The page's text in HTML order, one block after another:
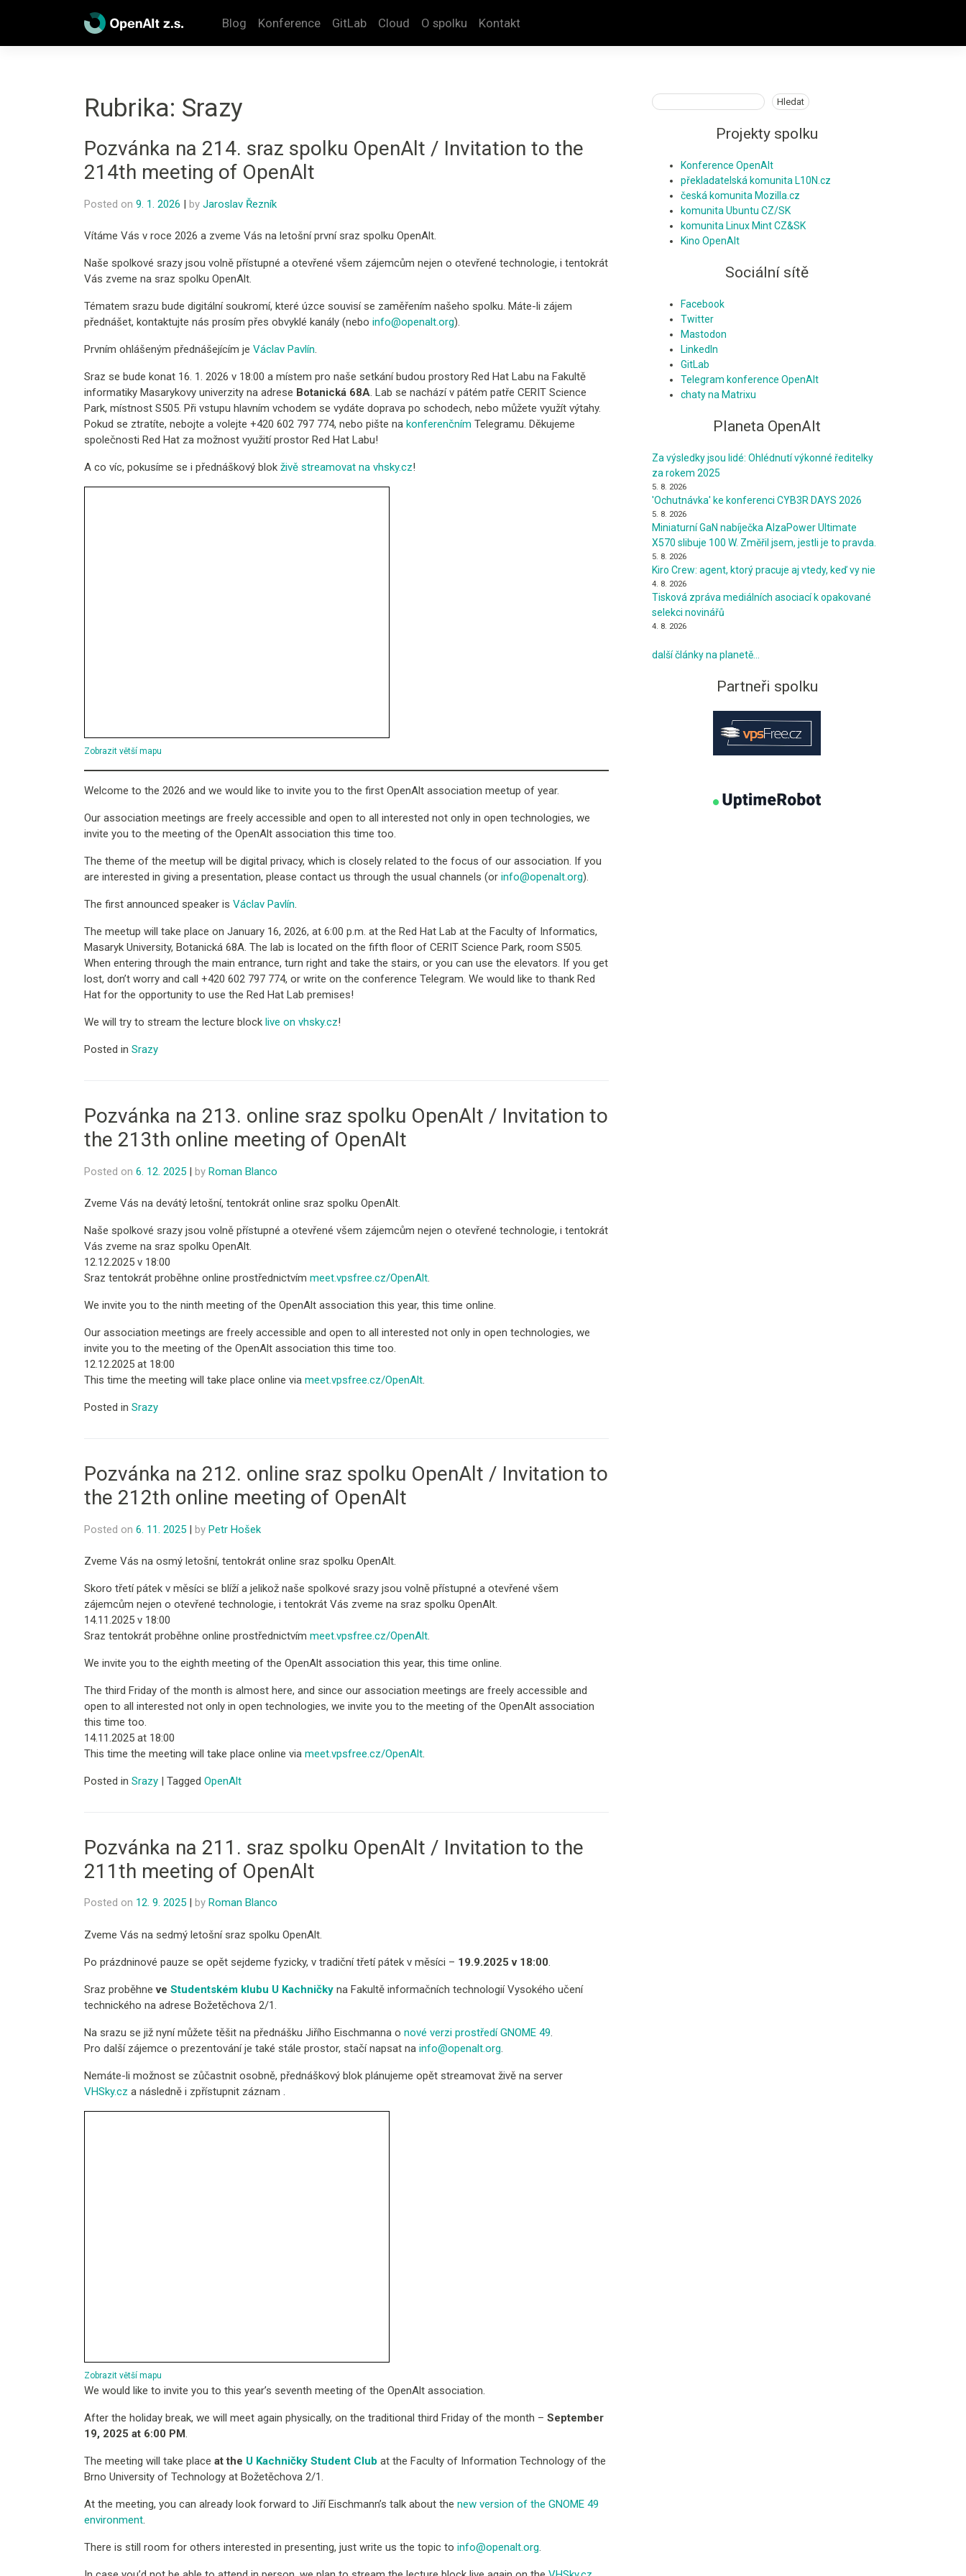
Blog Konference GitLab Cloud O spolku Kontakt
Rubrika: Srazy
Pozvánka na 214. sraz spolku OpenAlt / Invitation to the
214th meeting of OpenAlt
Posted on 9. 1. 2026 | by Jaroslav Řezník
Vítáme Vás v roce 2026 a zveme Vás na letošní první sraz spolku OpenAlt.
Naše spolkové srazy jsou volně přístupné a otevřené všem zájemcům nejen o otevřené technologie, i tentokrát
Vás zveme na sraz spolku OpenAlt.
Tématem srazu bude digitální soukromí, které úzce souvisí se zaměřením našeho spolku. Máte-li zájem
přednášet, kontaktujte nás prosím přes obvyklé kanály (nebo info@openalt.org).
Prvním ohlášeným přednášejícím je Václav Pavlín.
Sraz se bude konat 16. 1. 2026 v 18:00 a místem pro naše setkání budou prostory Red Hat Labu na Fakultě
informatiky Masarykovy univerzity na adrese Botanická 68A. Lab se nachází v pátém patře CERIT Science
Park, místnost S505. Při vstupu hlavním vchodem se vydáte doprava po schodech, nebo můžete využít výtahy.
Pokud se ztratíte, nebojte a volejte +420 602 797 774, nebo pište na konferenčním Telegramu. Děkujeme
společnosti Red Hat za možnost využití prostor Red Hat Labu!
A co víc, pokusíme se i přednáškový blok živě streamovat na vhsky.cz!
Zobrazit větší mapu
Welcome to the 2026 and we would like to invite you to the first OpenAlt association meetup of year.
Our association meetings are freely accessible and open to all interested not only in open technologies, we
invite you to the meeting of the OpenAlt association this time too.
The theme of the meetup will be digital privacy, which is closely related to the focus of our association. If you
are interested in giving a presentation, please contact us through the usual channels (or info@openalt.org).
The first announced speaker is Václav Pavlín.
The meetup will take place on January 16, 2026, at 6:00 p.m. at the Red Hat Lab at the Faculty of Informatics,
Masaryk University, Botanická 68A. The lab is located on the fifth floor of CERIT Science Park, room S505.
When entering through the main entrance, turn right and take the stairs, or you can use the elevators. If you get
lost, don’t worry and call +420 602 797 774, or write on the conference Telegram. We would like to thank Red
Hat for the opportunity to use the Red Hat Lab premises!
We will try to stream the lecture block live on vhsky.cz!
Posted in Srazy
Pozvánka na 213. online sraz spolku OpenAlt / Invitation to
the 213th online meeting of OpenAlt
Posted on 6. 12. 2025 | by Roman Blanco
Zveme Vás na devátý letošní, tentokrát online sraz spolku OpenAlt.
Naše spolkové srazy jsou volně přístupné a otevřené všem zájemcům nejen o otevřené technologie, i tentokrát
Vás zveme na sraz spolku OpenAlt.
12.12.2025 v 18:00
Sraz tentokrát proběhne online prostřednictvím meet.vpsfree.cz/OpenAlt.
We invite you to the ninth meeting of the OpenAlt association this year, this time online.
Our association meetings are freely accessible and open to all interested not only in open technologies, we
invite you to the meeting of the OpenAlt association this time too.
12.12.2025 at 18:00
This time the meeting will take place online via meet.vpsfree.cz/OpenAlt.
Posted in Srazy
Pozvánka na 212. online sraz spolku OpenAlt / Invitation to
the 212th online meeting of OpenAlt
Posted on 6. 11. 2025 | by Petr Hošek
Zveme Vás na osmý letošní, tentokrát online sraz spolku OpenAlt.
Skoro třetí pátek v měsíci se blíží a jelikož naše spolkové srazy jsou volně přístupné a otevřené všem
zájemcům nejen o otevřené technologie, i tentokrát Vás zveme na sraz spolku OpenAlt.
14.11.2025 v 18:00
Sraz tentokrát proběhne online prostřednictvím meet.vpsfree.cz/OpenAlt.
We invite you to the eighth meeting of the OpenAlt association this year, this time online.
The third Friday of the month is almost here, and since our association meetings are freely accessible and
open to all interested not only in open technologies, we invite you to the meeting of the OpenAlt association
this time too.
14.11.2025 at 18:00
This time the meeting will take place online via meet.vpsfree.cz/OpenAlt.
Posted in Srazy | Tagged OpenAlt
Pozvánka na 211. sraz spolku OpenAlt / Invitation to the
211th meeting of OpenAlt
Posted on 12. 9. 2025 by Roman Blanco
Zveme Vás na sedmý letošní sraz spolku OpenAlt.
Po prázdninové pauze se opět sejdeme fyzicky, v tradiční třetí pátek v měsíci – 19.9.2025 v 18:00.
Sraz proběhneve Studentském klubu U Kachničky na Fakultě informačních technologií Vysokého učení
technického na adrese Božetěchova 2/1.
Na srazu se již nyní můžete těšit na přednášku Jiřího Eischmanna o nové verzi prostředí GNOME 49.
Pro další zájemce o prezentování je také stále prostor, stačí napsat na info@openalt.org.
Nemáte-li možnost se zůčastnit osobně, přednáškový blok plánujeme opět streamovat živě na server
VHSky.cz a následně i zpřístupnit záznam .
Zobrazit větší mapu
We would like to invite you to this year’s seventh meeting of the OpenAlt association.
After the holiday break, we will meet again physically, on the traditional third Friday of the month – September
19, 2025 at 6:00 PM.
The meeting will take place at the U Kachničky Student Club at the Faculty of Information Technology of the
Brno University of Technology at Božetěchova 2/1.
At the meeting, you can already look forward to Jiří Eischmann’s talk about the new version of the GNOME 49
environment.
There is still room for others interested in presenting, just write us the topic to info@openalt.org.
Hledat Hledat
Projekty spolku
Konference OpenAlt
překladatelská komunita L10N.cz
česká komunita Mozilla.cz
komunita Ubuntu CZ/SK
komunita Linux Mint CZ&SK
Kino OpenAlt
Sociální sítě
Facebook
Twitter
Mastodon
LinkedIn
GitLab
Telegram konference OpenAlt
chaty na Matrixu
Planeta OpenAlt
Za výsledky jsou lidé: Ohlédnutí výkonné ředitelky
za rokem 2025
5. 8. 2026
'Ochutnávka' ke konferenci CYB3R DAYS 2026
5. 8. 2026
Miniaturní GaN nabíječka AlzaPower Ultimate
X570 slibuje 100 W. Změřil jsem, jestli je to pravda.
5. 8. 2026
Kiro Crew: agent, ktorý pracuje aj vtedy, keď vy nie
4. 8. 2026
Tisková zpráva mediálních asociací k opakované
selekci novinářů
4. 8. 2026
další články na planetě…
Partneři spolku